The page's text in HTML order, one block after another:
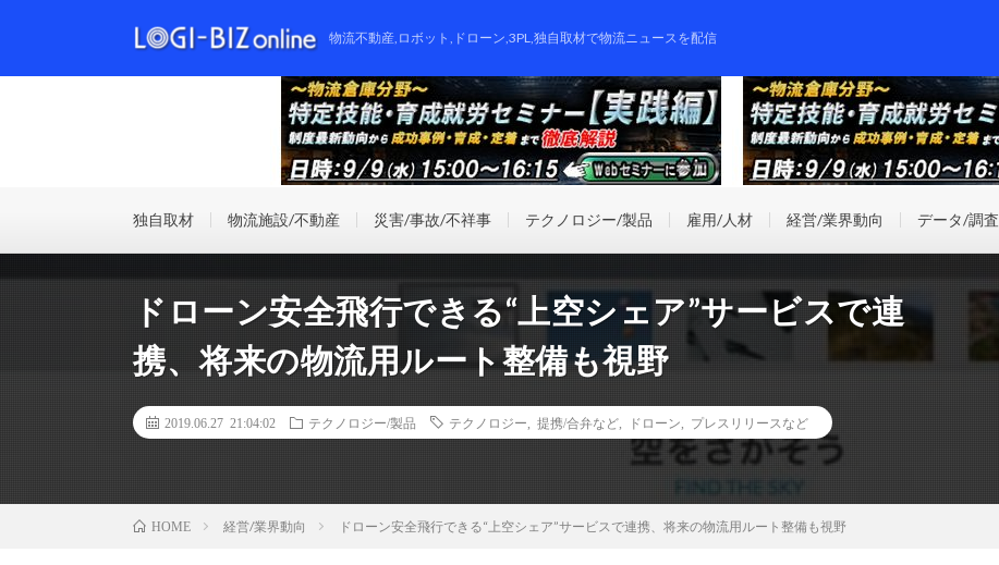
物流不動産,ロボット,ドローン,3PL,独自取材で物流ニュースを配信
独自取材 物流施設/不動産 災害/事故/不祥事 テクノロジー/製品 雇用/人材 経営/業界動向 データ/調査
ドローン安全飛行できる“上空シェア”サービスで連
携、将来の物流用ルート整備も視野
2019.06.27 21:04:02 テクノロジー/製品 テクノロジー 提携/合弁など ドローン プレスリリースなど
HOME 経営/業界動向 ドローン安全飛行できる“上空シェア”サービスで連携、将来の物流用ルート整備も視野